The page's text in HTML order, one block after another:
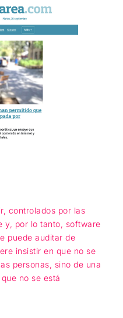
controlados por las
y, por lo tanto, software
puede auditar de
insistir en que no se
personas, sino de una
no se está